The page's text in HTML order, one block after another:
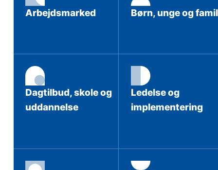
Arbejdsmarked Børn, unge og
Dagtilbud, skole og
uddannelse
Ledelse og
implementering